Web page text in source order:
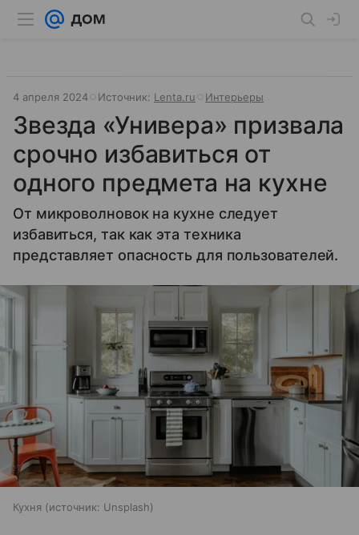
4 апреля 2024 Источник: Lenta.ru Интерьеры
Звезда «Универа» призвала
срочно избавиться от
одного предмета на кухне
От микроволновок на кухне следует
избавиться, так как эта техника
представляет опасность для пользователей.
Кухня источник: Unsplash